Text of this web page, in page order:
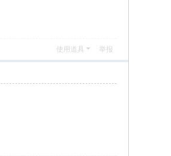
使用道具 举报